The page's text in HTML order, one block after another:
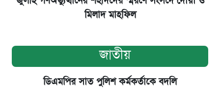
মিলাদ মাহফিল
জাতীয়
ডিএমপির সাত পুলিশ কর্মকর্তাকে বদলি